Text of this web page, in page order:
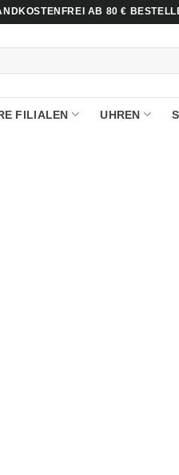
AB 80 €
FILIALEN UHREN